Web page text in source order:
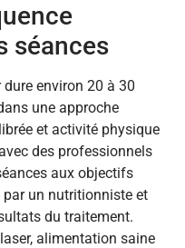
séances
dure environ 20 à 30
une approche
et activité physique
des professionnels
aux objectifs
un nutritionniste et
du traitement.
alimentation saine